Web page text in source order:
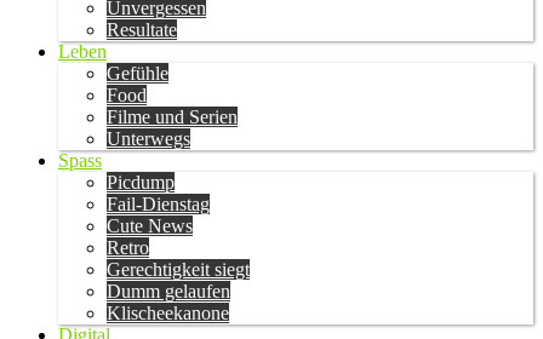
Unvergessen
Resultate
Leben
Gefühle
Food
Filme und Serien
Unterwegs
Spass
Picdump
Fail-Dienstag
Cute News
Retro
Gerechtigkeit siegt
Dumm gelaufen
Klischeekanone
Digital